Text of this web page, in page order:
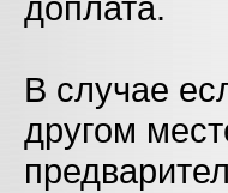
доплата.
В случае
другом